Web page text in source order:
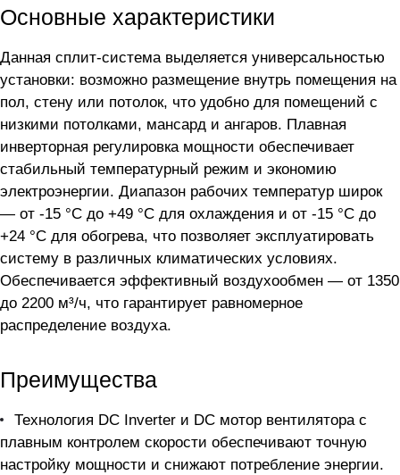
Основные характеристики
Данная сплит-система выделяется универсальностью
установки: возможно размещение внутрь помещения на
пол, стену или потолок, что удобно для помещений с
низкими потолками, мансард и ангаров. Плавная
инверторная регулировка мощности обеспечивает
стабильный температурный режим и экономию
электроэнергии. Диапазон рабочих температур широк
— от -15 °C до +49 °C для охлаждения и от -15 °C до
+24 °C для обогрева, что позволяет эксплуатировать
систему в различных климатических условиях.
Обеспечивается эффективный воздухообмен — от 1350
до 2200 м³/ч, что гарантирует равномерное
распределение воздуха.
Преимущества
Технология DC Inverter и DC мотор вентилятора с
плавным контролем скорости обеспечивают точную
настройку мощности и снижают потребление энергии.